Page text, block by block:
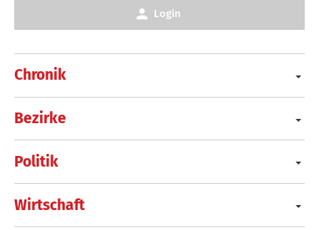
Chronik
Bezirke
Politik
Wirtschaft
Login